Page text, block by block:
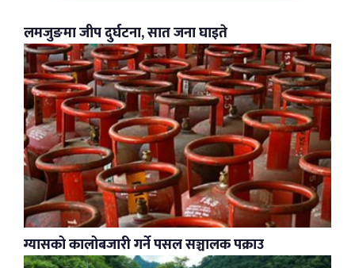
लमजुङमा जीप दुर्घटना, सात जना घाइते
ग्यासको कालोबजारी गर्ने पसल सञ्चालक पक्राउ